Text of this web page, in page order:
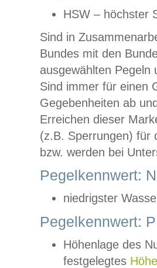
HSW – höchster
Sind in
Bundes mit den
ausgewählten
Sind immer für einen
Gegebenheiten ab
Erreichen dieser
(z.B. Sperrungen) für
bzw. werden bei
Pegelkennwert:
niedrigster
Pegelkennwert:
Höhenlage des
festgelegtes